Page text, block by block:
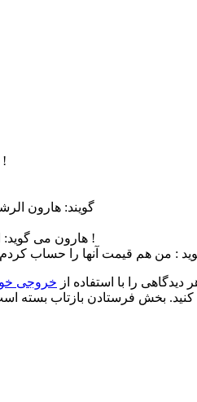
بعضی ها را ظاهرشان را بگیری، هیچ ندارند !
گویند: هارون
هارون می گوید: این که گفتی فقط قیمت لباسهای من است !
دیدگاهی را با استفاده از خروجی
کنید. بخش فرستادن بازتاب بسته